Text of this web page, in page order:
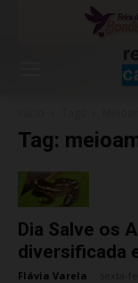
Tag:
Dia Salve os
diversificada
Flávia Varela